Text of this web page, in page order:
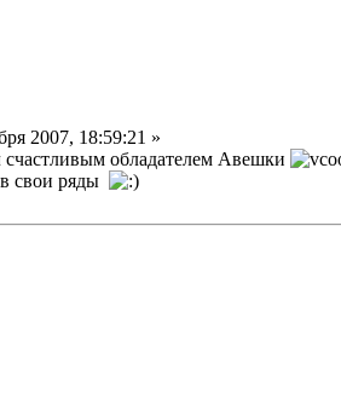
2007, 18:59:21 »
счастливым обладателем Авешки
свои ряды